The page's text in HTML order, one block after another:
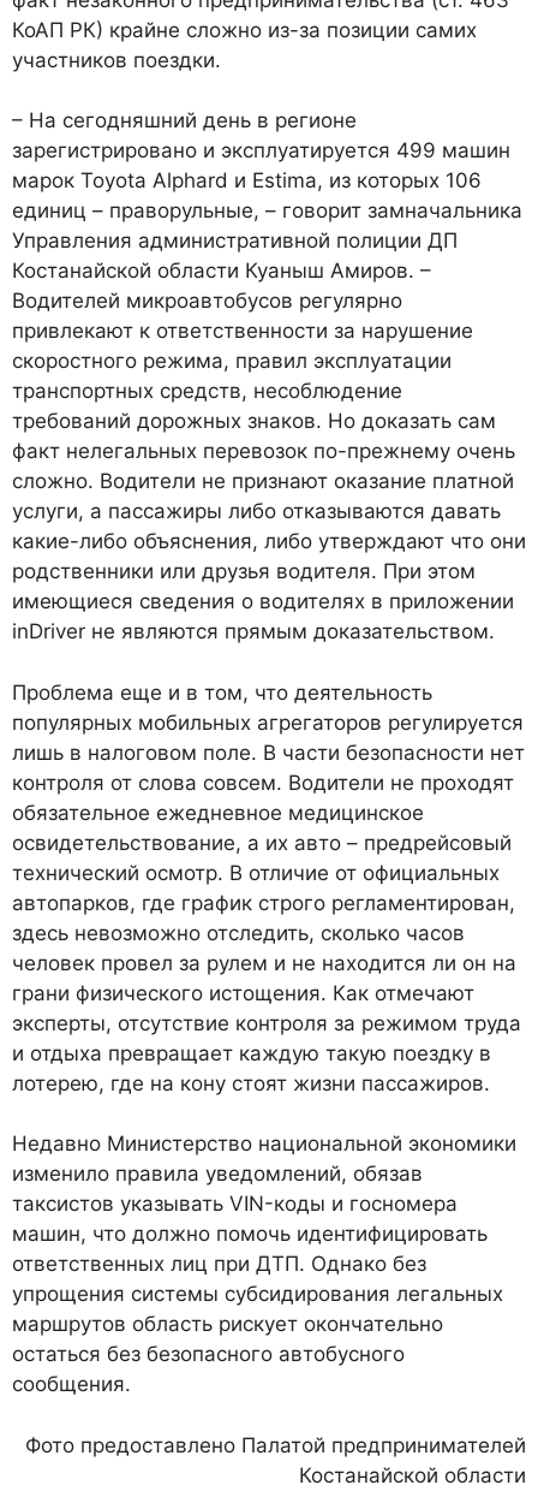
КоАП РК) крайне сложно из-за позиции самих
участников поездки.
– На сегодняшний день в регионе
зарегистрировано и эксплуатируется 499 машин
марок Toyota Alphard и Estima, из которых 106
единиц – праворульные, – говорит замначальника
Управления административной полиции ДП
Костанайской области Куаныш Амиров. –
Водителей микроавтобусов регулярно
привлекают к ответственности за нарушение
скоростного режима, правил эксплуатации
транспортных средств, несоблюдение
требований дорожных знаков. Но доказать сам
факт нелегальных перевозок по-прежнему очень
сложно. Водители не признают оказание платной
услуги, а пассажиры либо отказываются давать
какие-либо объяснения, либо утверждают что они
родственники или друзья водителя. При этом
имеющиеся сведения о водителях в приложении
inDriver не являются прямым доказательством.
Проблема еще и в том, что деятельность
популярных мобильных агрегаторов регулируется
лишь в налоговом поле. В части безопасности нет
контроля от слова совсем. Водители не проходят
обязательное ежедневное медицинское
освидетельствование, а их авто – предрейсовый
технический осмотр. В отличие от официальных
автопарков, где график строго регламентирован,
здесь невозможно отследить, сколько часов
человек провел за рулем и не находится ли он на
грани физического истощения. Как отмечают
эксперты, отсутствие контроля за режимом труда
и отдыха превращает каждую такую поездку в
лотерею, где на кону стоят жизни пассажиров.
Недавно Министерство национальной экономики
изменило правила уведомлений, обязав
таксистов указывать VIN-коды и госномера
машин, что должно помочь идентифицировать
ответственных лиц при ДТП. Однако без
упрощения системы субсидирования легальных
маршрутов область рискует окончательно
остаться без безопасного автобусного
сообщения.
Фото предоставлено Палатой предпринимателей
Костанайской области